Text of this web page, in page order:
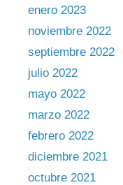
enero 2023
noviembre 2022
septiembre 2022
julio 2022
mayo 2022
marzo 2022
febrero 2022
diciembre 2021
octubre 2021